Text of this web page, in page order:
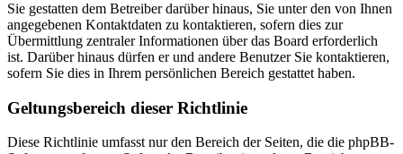
Sie gestatten dem Betreiber darüber hinaus, Sie unter den von Ihnen
angegebenen Kontaktdaten zu kontaktieren, sofern dies zur
Übermittlung zentraler Informationen über das Board erforderlich
ist. Darüber hinaus dürfen er und andere Benutzer Sie kontaktieren,
sofern Sie dies in Ihrem persönlichen Bereich gestattet haben.
Geltungsbereich dieser Richtlinie
Diese Richtlinie umfasst nur den Bereich der Seiten, die die phpBB-